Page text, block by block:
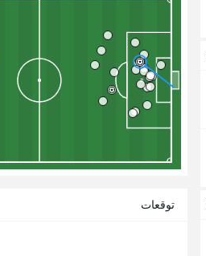
توقعات